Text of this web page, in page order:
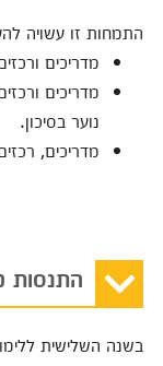
התמחות זו עשויה
מדריכים
מדריכים
נוער בסיכון.
מדריכים,
התנסות
בשנה השלישית